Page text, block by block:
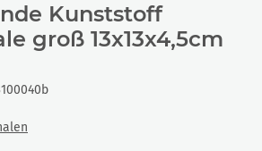
Kunststoff
groß 13x13x4,5cm